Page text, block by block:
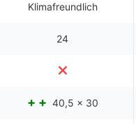
Klimafreundlich
24
40,5 x 30